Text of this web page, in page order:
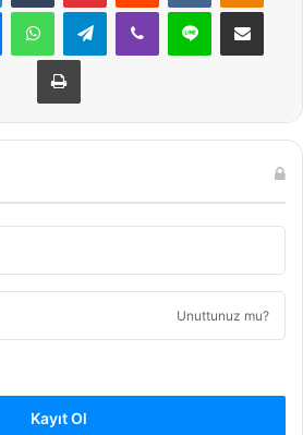
MessengerWhatsAppTelegramViber Line E-Posta ile
Yazdır
Unuttunuz mu?
Kayıt Ol